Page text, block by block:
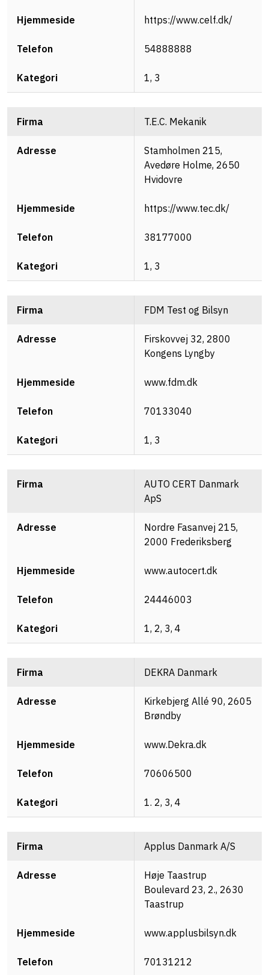
Telefon
Kategori
https://www.celf.dk/
54888888
1, 3
T.E.C. Mekanik
Stamholmen 215,
Avedøre Holme, 2650
Hvidovre
https://www.tec.dk/
38177000
1, 3
FDM Test og Bilsyn
Firskovvej 32, 2800
Kongens Lyngby
www.fdm.dk
70133040
1, 3
AUTO CERT Danmark
ApS
Nordre Fasanvej 215,
2000 Frederiksberg
www.autocert.dk
24446003
1, 2, 3, 4
DEKRA Danmark
Kirkebjerg Allé 90, 2605
Brøndby
www.Dekra.dk
70606500
1. 2, 3, 4
Applus Danmark A/S
Høje Taastrup
Boulevard 23, 2., 2630
Taastrup
www.applusbilsyn.dk
70131212